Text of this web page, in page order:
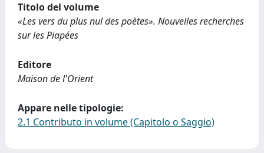
Titolo del volume
«Les vers du plus nul des poètes». Nouvelles recherches
sur les Piapées
Editore
Maison de l'Orient
Appare nelle tipologie:
2.1 Contributo in volume (Capitolo o Saggio)